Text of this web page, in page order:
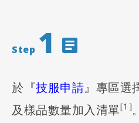
Step 1
於『技服申請』專區選
及樣品數量加入清單[1]。